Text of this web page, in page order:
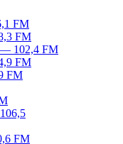
FM
FM
— 102,4 FM
FM
FM
FM